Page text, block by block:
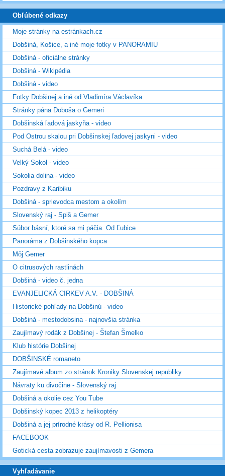
Obľúbené odkazy
Moje stránky na estránkach.cz
Dobšiná, Košice, a iné moje fotky v PANORAMIU
Dobšiná - oficiálne stránky
Dobšiná - Wikipédia
Dobšiná - video
Fotky Dobšinej a iné od Vladimíra Václavíka
Stránky pána Doboša o Gemeri
Dobšinská ľadová jaskyňa - video
Pod Ostrou skalou pri Dobšinskej ľadovej jaskyni - video
Suchá Belá - video
Velký Sokol - video
Sokolia dolina - video
Pozdravy z Karibiku
Dobšiná - sprievodca mestom a okolím
Slovenský raj - Spiš a Gemer
Súbor básní, ktoré sa mi páčia. Od Ľubice
Panoráma z Dobšinského kopca
Môj Gemer
O citrusových rastlinách
Dobšiná - video č. jedna
EVANJELICKÁ CIRKEV A.V. - DOBŠINÁ
Historické pohľady na Dobšinú - video
Dobšiná - mestodobsina - najnovšia stránka
Zaujímavý rodák z Dobšinej - Štefan Šmelko
Klub histórie Dobšinej
DOBŠINSKÉ romaneto
Zaujímavé album zo stránok Kroniky Slovenskej republiky
Návraty ku divočine - Slovenský raj
Dobšiná a okolie cez You Tube
Dobšinský kopec 2013 z helikoptéry
Dobšiná a jej prírodné krásy od R. Pellionisa
FACEBOOK
Gotická cesta zobrazuje zaujímavosti z Gemera
Vyhľadávanie